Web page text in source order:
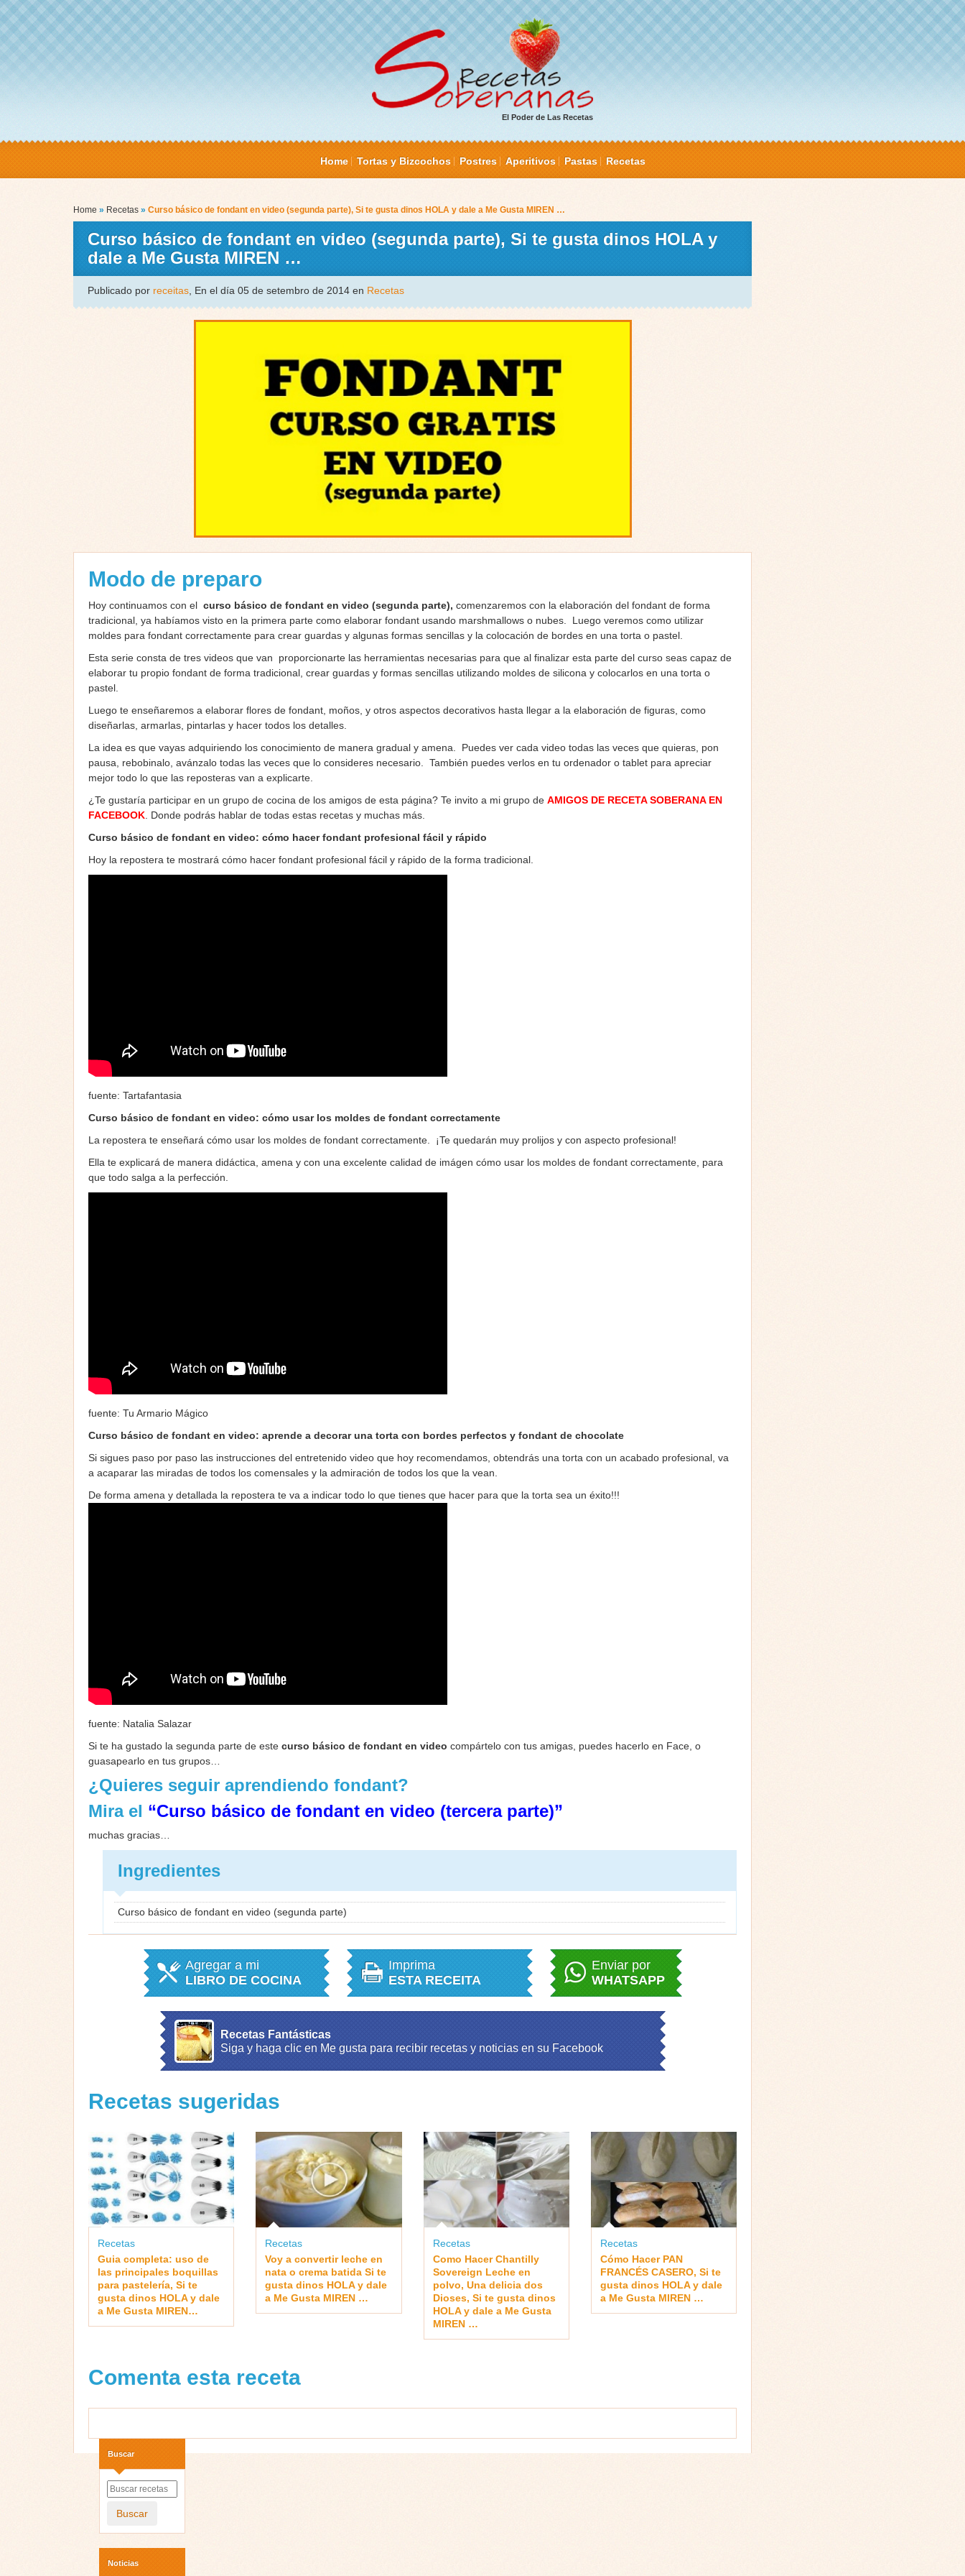
El Poder de Las Recetas
Home Tortas y Bizcochos Postres Aperitivos Pastas Recetas
Home » Recetas » Curso básico de fondant en video (segunda parte), Si te gusta dinos HOLA y dale a Me Gusta MIREN …
Curso básico de fondant en video (segunda parte), Si te gusta dinos HOLA y
dale a Me Gusta MIREN …
Publicado por receitas , En el día 05 de setembro de 2014 en Recetas
Modo de preparo
Hoy continuamos con el curso básico de fondant en video (segunda parte), comenzaremos con la elaboración del fondant de forma
tradicional, ya habíamos visto en la primera parte como elaborar fondant usando marshmallows o nubes. Luego veremos como utilizar
moldes para fondant correctamente para crear guardas y algunas formas sencillas y la colocación de bordes en una torta o pastel.
Esta serie consta de tres videos que van proporcionarte las herramientas necesarias para que al finalizar esta parte del curso seas capaz de
elaborar tu propio fondant de forma tradicional, crear guardas y formas sencillas utilizando moldes de silicona y colocarlos en una torta o
pastel.
Luego te enseñaremos a elaborar flores de fondant, moños, y otros aspectos decorativos hasta llegar a la elaboración de figuras, como
diseñarlas, armarlas, pintarlas y hacer todos los detalles.
La idea es que vayas adquiriendo los conocimiento de manera gradual y amena. Puedes ver cada video todas las veces que quieras, pon
pausa, rebobinalo, avánzalo todas las veces que lo consideres necesario. También puedes verlos en tu ordenador o tablet para apreciar
mejor todo lo que las reposteras van a explicarte.
¿Te gustaría participar en un grupo de cocina de los amigos de esta página? Te invito a mi grupo de AMIGOS DE RECETA SOBERANA EN
FACEBOOK . Donde podrás hablar de todas estas recetas y muchas más.
Curso básico de fondant en video: cómo hacer fondant profesional fácil y rápido
Hoy la repostera te mostrará cómo hacer fondant profesional fácil y rápido de la forma tradicional.
fuente: Tartafantasia
Curso básico de fondant en video: cómo usar los moldes de fondant correctamente
La repostera te enseñará cómo usar los moldes de fondant correctamente. ¡Te quedarán muy prolijos y con aspecto profesional!
Ella te explicará de manera didáctica, amena y con una excelente calidad de imágen cómo usar los moldes de fondant correctamente, para
que todo salga a la perfección.
fuente: Tu Armario Mágico
Curso básico de fondant en video: aprende a decorar una torta con bordes perfectos y fondant de chocolate
Si sigues paso por paso las instrucciones del entretenido video que hoy recomendamos, obtendrás una torta con un acabado profesional, va
a acaparar las miradas de todos los comensales y la admiración de todos los que la vean.
De forma amena y detallada la repostera te va a indicar todo lo que tienes que hacer para que la torta sea un éxito!!!
fuente: Natalia Salazar
Si te ha gustado la segunda parte de este curso básico de fondant en video compártelo con tus amigas, puedes hacerlo en Face, o
guasapearlo en tus grupos…
¿Quieres seguir aprendiendo fondant?
Mira el “Curso básico de fondant en video (tercera parte)”
muchas gracias…
Ingredientes
Curso básico de fondant en video (segunda parte)
Agregar a mi
LIBRO DE COCINA
Imprima
ESTA RECEITA
Enviar por
WHATSAPP
Recetas Fantásticas
Siga y haga clic en Me gusta para recibir recetas y noticias en su Facebook
Recetas sugeridas
Recetas
Guia completa: uso de
las principales boquillas
para pastelería, Si te
gusta dinos HOLA y dale
a Me Gusta MIREN…
Recetas
Voy a convertir leche en
nata o crema batida Si te
gusta dinos HOLA y dale
a Me Gusta MIREN …
Recetas
Como Hacer Chantilly
Sovereign Leche en
polvo, Una delicia dos
Dioses, Si te gusta dinos
HOLA y dale a Me Gusta
MIREN …
Recetas
Cómo Hacer PAN
FRANCÉS CASERO, Si te
gusta dinos HOLA y dale
a Me Gusta MIREN …
Comenta esta receta
Buscar
Buscar
Noticias